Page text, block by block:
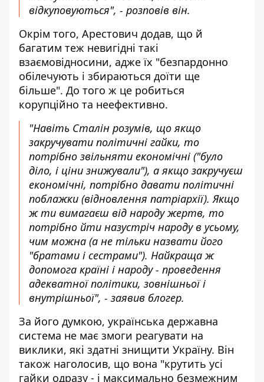
відкуповуються", - розповів він.
Окрім того, Арестович додав, що й
багатим теж невигідні такі
взаємовідносини, адже їх "безпардонно
обілечують і збираються доїти ще
більше". До того ж це робиться
корупційно та неефективно.
"Навіть Сталін розумів, що якщо
закручувати політичні гайки, то
потрібно звільняти економічні ("було
діло, і ціни знижували"), а якщо закручуєш
економічні, потрібно давати політичні
поблажки (відновлення патріархії). Якщо
ж ти вимагаєш від народу жертв, то
потрібно йти назустріч народу в усьому,
чим можна (а не тільки назвати його
"братами і сестрами"). Найкраща ж
допомога країні і народу - проведення
адекватної політики, зовнішньої і
внутрішньої", - заявив блогер.
За його думкою, українська державна
система не має змоги реагувати на
виклики, які здатні знищити Україну. Він
також наголосив, що вона "крутить усі
гайки одразу - і максимально безмежним